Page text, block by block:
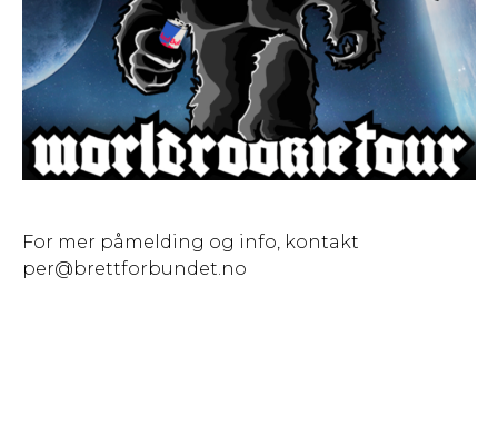
For mer påmelding og info, kontakt
per@brettforbundet.no